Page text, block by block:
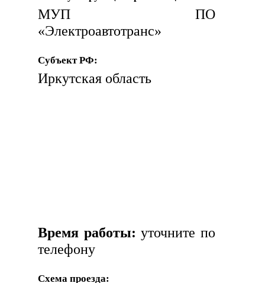
МУП ПО
«Электроавтотранс»
Субъект РФ:
Иркутская область
Время работы: уточните по
телефону
Схема проезда: